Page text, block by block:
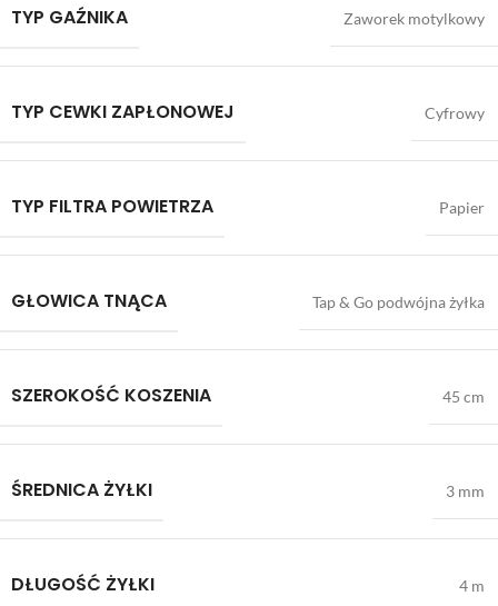
TYP GAŹNIKA Zaworek motylkowy
TYP CEWKI ZAPŁONOWEJ Cyfrowy
TYP FILTRA POWIETRZA Papier
GŁOWICA TNĄCA Tap & Go podwójna żyłka
SZEROKOŚĆ KOSZENIA 45 cm
ŚREDNICA ŻYŁKI 3 mm
DŁUGOŚĆ ŻYŁKI 4 m